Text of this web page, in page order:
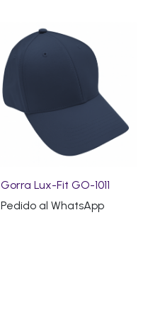
Gorra Lux-Fit GO-1011
Pedido al WhatsApp